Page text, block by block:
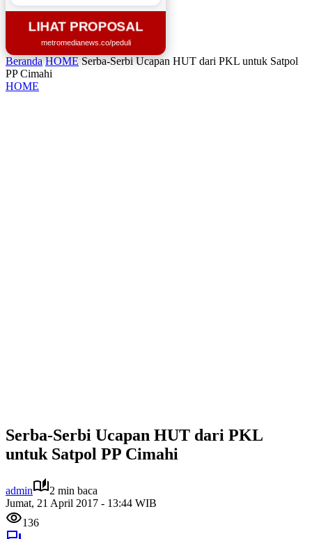
LIHAT PROPOSAL
metromedianews.co/peduli
Beranda HOME Serba-Serbi Ucapan HUT dari PKL untuk Satpol
PP Cimahi
HOME
Serba-Serbi Ucapan HUT dari PKL
untuk Satpol PP Cimahi
admin
2 min baca
Jumat, 21 April 2017 - 13:44 WIB
136